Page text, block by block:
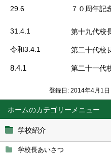
ホーム
学校紹介
学校長あいさつ
29.6 ７０周年記
31.4.1
令和3.4.1
8.4.1
第十九代
第二十代
第二十一
登録日: 2014年4月1日